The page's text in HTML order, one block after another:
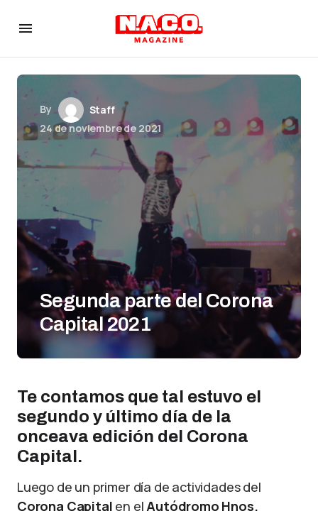
By
Staff
24 de noviembre de 2021
Segunda parte del Corona
Capital 2021
Te contamos que tal estuvo el
segundo y último día de la
onceava edición del Corona
Capital.
Luego de un primer día de actividades del
Corona Capital en elAutódromo Hnos.